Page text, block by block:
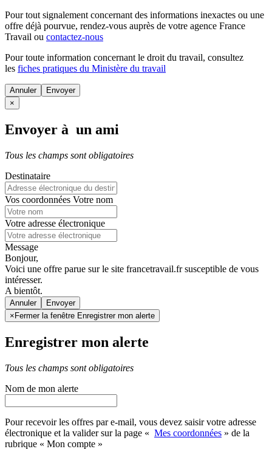
Pour tout signalement concernant des informations inexactes ou une
offre déjà pourvue, rendez-vous auprès de votre agence France
Travail ou contactez-nous
Pour toute information concernant le droit du travail, consultez
les fiches pratiques du Ministère du travail
Annuler
×
Envoyer à un ami
Tous les champs sont obligatoires
Destinataire
Vos coordonnées Votre nom
Votre adresse électronique
Message
Bonjour,
Voici une offre parue sur le site francetravail.fr susceptible de vous
intéresser.
A bientôt.
Annuler
× Fermer la fenêtre Enregistrer mon alerte
Enregistrer mon alerte
Tous les champs sont obligatoires
Nom de mon alerte
Pour recevoir les offres par e-mail, vous devez saisir votre adresse
électronique et la valider sur la page « Mes coordonnées » de la
rubrique « Mon compte »